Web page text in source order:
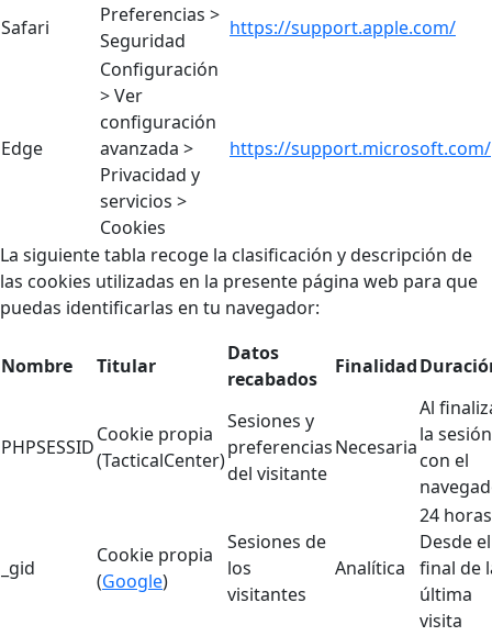
Safari
Preferencias >
Seguridad
https://support.apple.com/
Edge
Configuración
> Ver
configuración
avanzada >
Privacidad y
servicios >
Cookies
https://support.microsoft.com/
La siguiente tabla recoge la clasificación y descripción de
las cookies utilizadas en la presente página web para que
puedas identificarlas en tu navegador:
Nombre Titular
Datos
recabados
Finalidad
PHPSESSID
Cookie propia
(TacticalCenter)
Sesiones y
preferencias
del visitante
Necesaria
Al
la sesión
con el
_gid
Cookie propia
(Google)
Sesiones de
los
visitantes
Analítica
24
Desde el
final de
última
visita